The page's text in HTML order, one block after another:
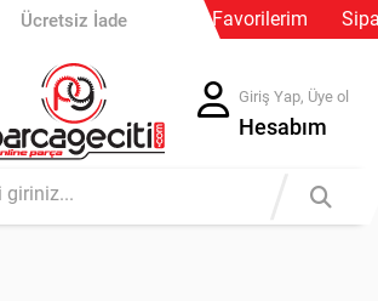
Güvenli Ödeme
Favorilerim
Giriş Yap, Üye ol
Hesabım